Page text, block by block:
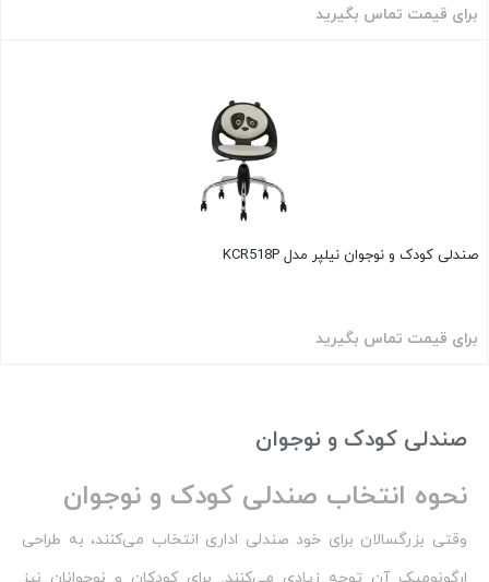
برای قیمت تماس بگیرید
صندلی کودک و نوجوان نیلپر مدل KCR518P
برای قیمت تماس بگیرید
صندلی کودک و نوجوان
نحوه انتخاب صندلی کودک و نوجوان
وقتی بزرگسالان برای خود صندلی اداری انتخاب می‌کنند، به طراحی